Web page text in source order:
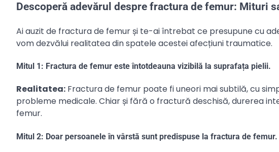
Descoperă adevărul despre fractura de femur: Mituri
Ai auzit de fractura de femur și te-ai întrebat ce presupune cu
vom dezvălui realitatea din spatele acestei afecțiuni traumatice.
Mitul 1: Fractura de femur este întotdeauna vizibilă la suprafața pielii.
Realitatea: Fractura de femur poate fi uneori mai subtilă, cu
probleme medicale. Chiar și fără o fractură deschisă, durerea
femur.
Mitul 2: Doar persoanele în vârstă sunt predispuse la fractura de femur.